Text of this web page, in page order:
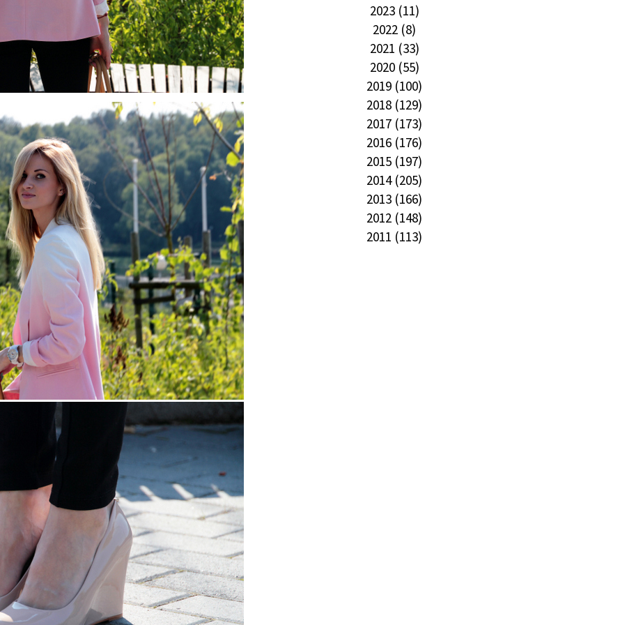
2023 (11)
2022 (8)
2021 (33)
2020 (55)
2019 (100)
2018 (129)
2017 (173)
2016 (176)
2015 (197)
2014 (205)
2013 (166)
2012 (148)
2011 (113)